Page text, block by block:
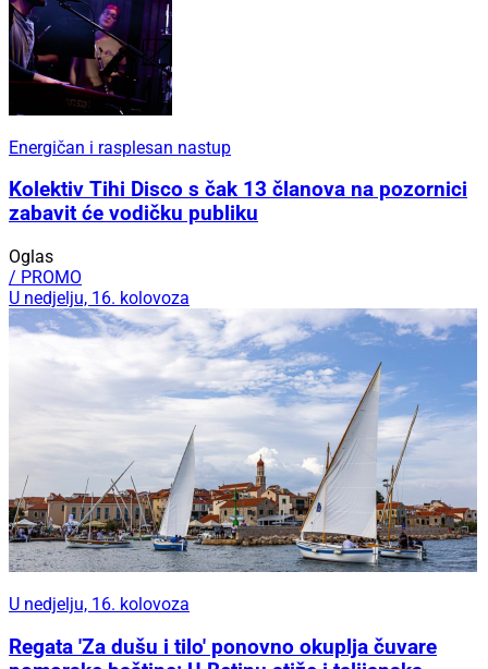
Energičan i rasplesan nastup
Kolektiv Tihi Disco s čak 13 članova na pozornici
zabavit će vodičku publiku
Oglas
/ PROMO
U nedjelju, 16. kolovoza
U nedjelju, 16. kolovoza
Regata 'Za dušu i tilo' ponovno okuplja čuvare